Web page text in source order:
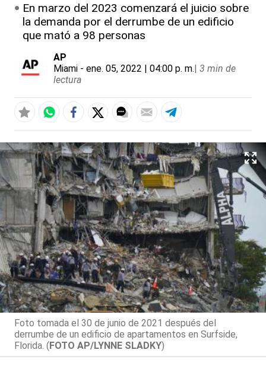
En marzo del 2023 comenzará el juicio sobre
la demanda por el derrumbe de un edificio
que mató a 98 personas
AP
Miami - ene. 05, 2022 | 04:00 p. m.| 3 min de
lectura
Foto tomada el 30 de junio de 2021 después del
derrumbe de un edificio de apartamentos en Surfside,
Florida. (FOTO AP/LYNNE SLADKY)